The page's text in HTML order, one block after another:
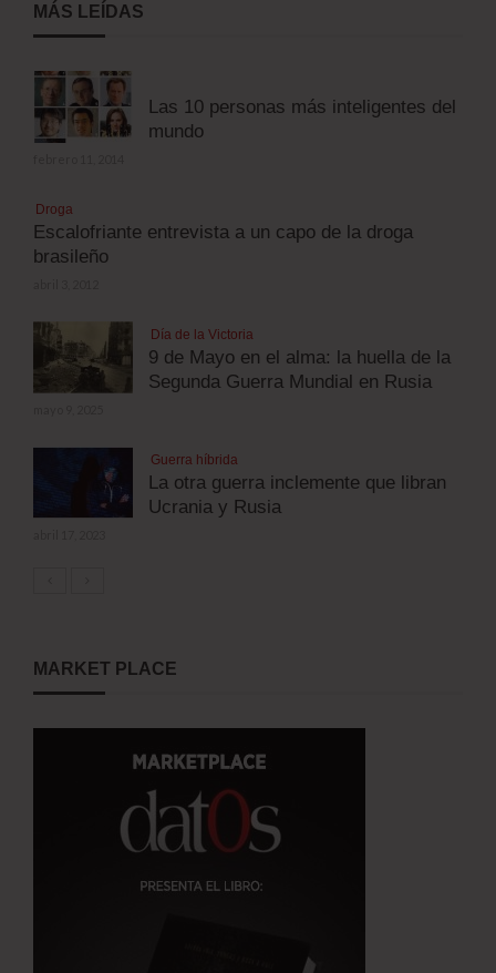
MÁS LEÍDAS
Las 10 personas más inteligentes del
mundo
Droga
Escalofriante entrevista a un capo de la droga
brasileño
Día de la Victoria
9 de Mayo en el alma: la huella de la
Segunda Guerra Mundial en Rusia
Guerra híbrida
La otra guerra inclemente que libran
Ucrania y Rusia
MARKET PLACE